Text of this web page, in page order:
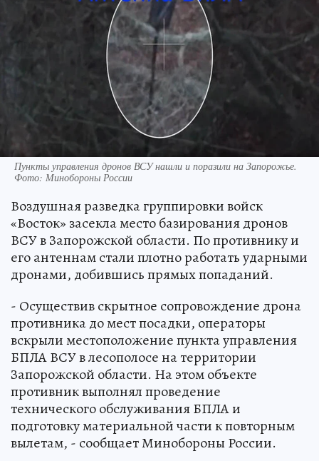
Пункты управления дронов ВСУ нашли и поразили на Запорожье.
Фото: Минобороны России
Воздушная разведка группировки войск
«Восток» засекла место базирования дронов
ВСУ в Запорожской области. По противнику и
его антеннам стали плотно работать ударными
дронами, добившись прямых попаданий.
- Осуществив скрытное сопровождение дрона
противника до мест посадки, операторы
вскрыли местоположение пункта управления
БПЛА ВСУ в лесополосе на территории
Запорожской области. На этом объекте
противник выполнял проведение
технического обслуживания БПЛА и
подготовку материальной части к повторным
вылетам, - сообщает Минобороны России.